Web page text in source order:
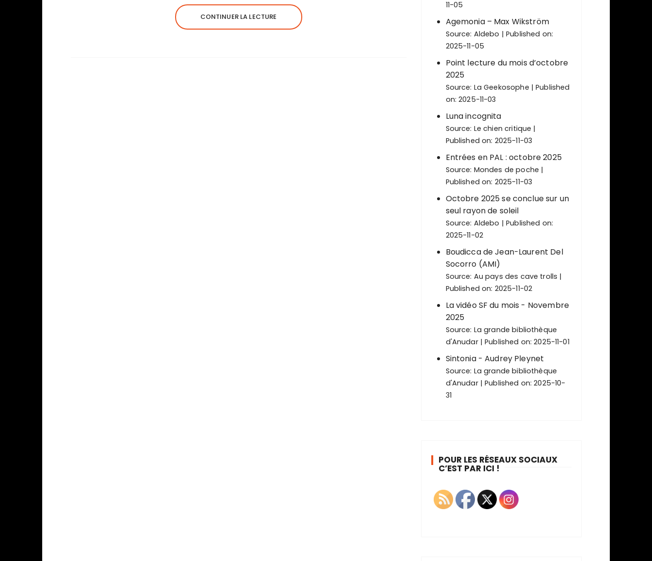
CONTINUER LA LECTURE
11-05
Agemonia – Max Wikström
Source: Aldebo
Published on:
2025-11-05
Point lecture du mois d’octobre
2025
Source: La Geekosophe
Published
on: 2025-11-03
Luna incognita
Source: Le chien critique
Published on: 2025-11-03
Entrées en PAL : octobre 2025
Source: Mondes de poche
Published on: 2025-11-03
Octobre 2025 se conclue sur un
seul rayon de soleil
Source: Aldebo
Published on:
2025-11-02
Boudicca de Jean-Laurent Del
Socorro (AMI)
Source: Au pays des cave trolls
Published on: 2025-11-02
La vidéo SF du mois - Novembre
2025
Source: La grande bibliothèque
d'Anudar
Published on: 2025-11-01
Sintonia - Audrey Pleynet
Source: La grande bibliothèque
d'Anudar
Published on: 2025-10-
31
POUR LES RÉSEAUX SOCIAUX
C’EST PAR ICI !